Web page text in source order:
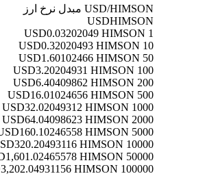
USD/HIMSON مبدل نرخ ارز
USDHIMSON
1 USD
0.03202049 HIMSON
10 USD
0.32020493 HIMSON
50 USD
1.60102466 HIMSON
100 USD
3.20204931 HIMSON
200 USD
6.40409862 HIMSON
500 USD
16.01024656 HIMSON
1000 USD
32.02049312 HIMSON
2000 USD
64.04098623 HIMSON
5000 USD
160.10246558 HIMSON
10000 USD
320.20493116 HIMSON
50000 USD
1,601.02465578 HIMSON
100000 USD
3,202.04931156 HIMSON